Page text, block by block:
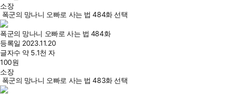
소장
폭군의 망나니 오빠로 사는 법 484화 선택
폭군의 망나니 오빠로 사는 법 484화
등록일 2023.11.20
글자수 약 5.1천 자
100원
소장
폭군의 망나니 오빠로 사는 법 483화 선택